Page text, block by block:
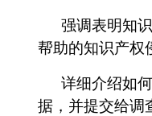
强调表明知
帮助的知识产权
详细介绍如
据，并提交给调